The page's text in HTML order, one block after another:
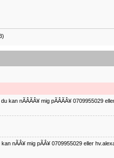
kan nÃÂÃÂ¥ mig pÃÂÃÂ¥
nÃÂ¥ mig pÃÂ¥ 0709955029 eller